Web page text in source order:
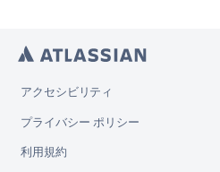
アクセシビリティ
プライバシー ポリシー
利用規約